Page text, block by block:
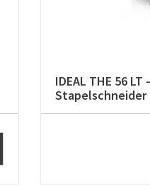
IDEAL THE 56
Stapelschneider